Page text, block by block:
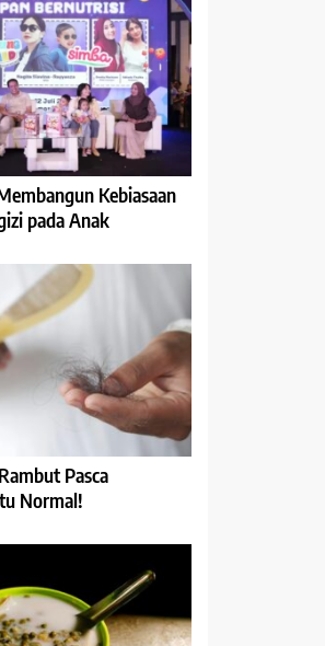
Kebiasaan
pada Anak
Pasca
Normal!